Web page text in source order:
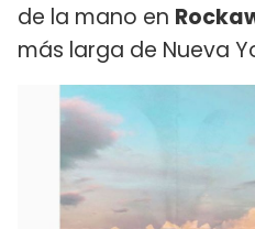
de la mano en
más larga de Nueva